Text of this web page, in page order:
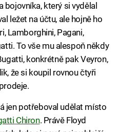
který si vydělal
ležet na účtu, ale hojně ho
Lamborghini, Pagani,
To vše mu alespoň někdy
konkrétně pak Veyron,
že si koupil rovnou čtyři
jen potřeboval udělat místo
Chiron. Právě Floyd